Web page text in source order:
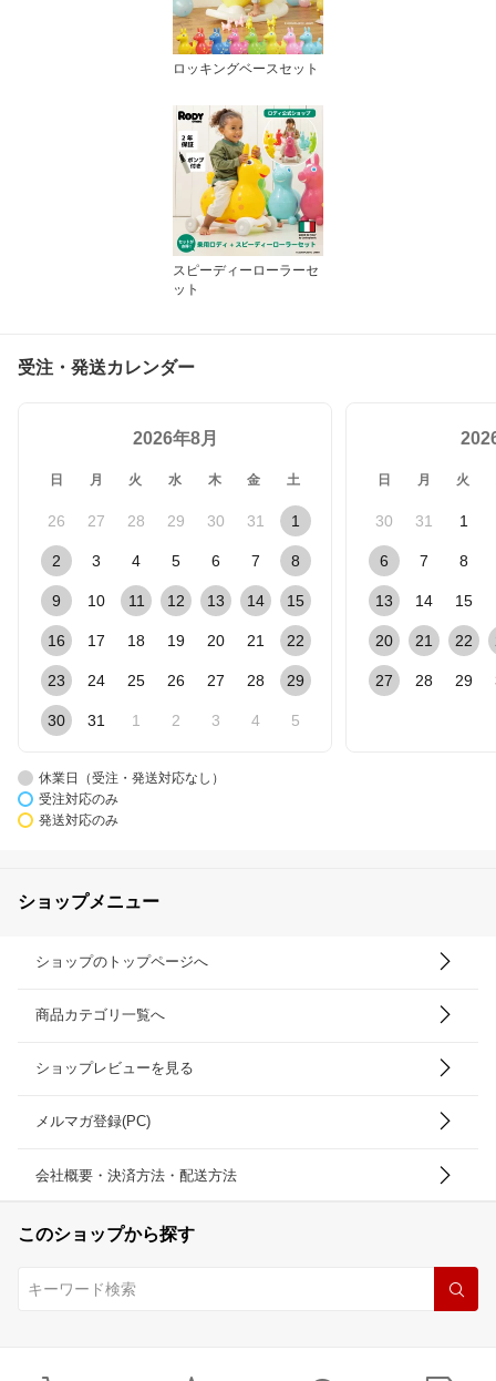
ロッキングベースセット
スピーディーローラーセ
ット
受注・発送カレンダー
2026年8月
日 月 火 水 木 金 土
26 27 28 29 30 31 1
2 3 4 5 6 7 8
9 10 11 12 13 14 15
16 17 18 19 20 21 22
23 24 25 26 27 28 29
30 31 1 2 3 4 5
日 月 火
30 31 1
6 7 8
13 14 15
20 21 22
27 28 29
休業日（受注・発送対応なし）
受注対応のみ
発送対応のみ
ショップメニュー
ショップのトップページへ
商品カテゴリ一覧へ
ショップレビューを見る
メルマガ登録(PC)
会社概要・決済方法・配送方法
このショップから探す